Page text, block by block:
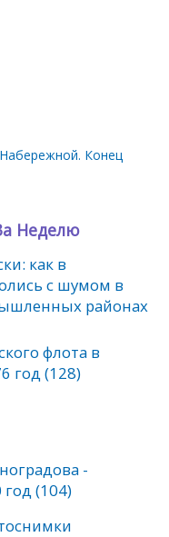
Конец
Неделю
как в
с шумом в
районах
флота в
год (128)
-
(104)